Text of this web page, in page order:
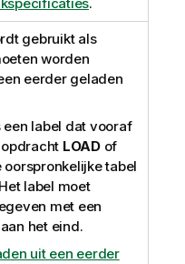
.
gebruikt als
worden
eerder geladen
label dat vooraf
LOADof
tabel
label moet
met een
het eind.
uit een eerder